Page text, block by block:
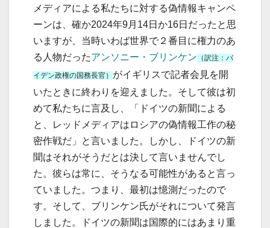
メディアによる私たちに対する偽情報キャンペ
ーンは、確か2024年9月14日か16日だったと思
いますが、当時いわば世界で２番目に権力のあ
る人物だったアンソニー・ブリンケン （訳注：バ
イデン政権の国務長官） がイギリスで記者会見を開
いたときに終わりを迎えました。そして彼は初
めて私たちに言及し、「ドイツの新聞による
と、レッドメディアはロシアの偽情報工作の秘
密作戦だ」と言いました。しかし、ドイツの新
聞はそれがそうだとは決して言いませんでし
た。彼らは常に、そうなる可能性があると言っ
ていました。つまり、最初は憶測だったので
す。そして、ブリンケン氏がそれについて発言
しました。ドイツの新聞は国際的にはあまり重